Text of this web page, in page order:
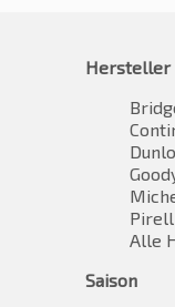
Hersteller
Alle
Saison